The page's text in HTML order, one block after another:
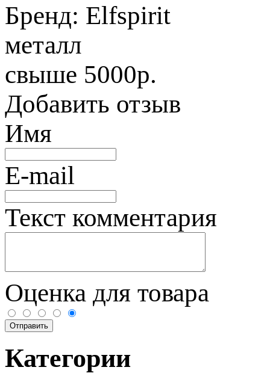
Бренд: Elfspirit
металл
свыше 5000р.
Добавить отзыв
Имя
E-mail
Текст комментария
Оценка для товара
Категории